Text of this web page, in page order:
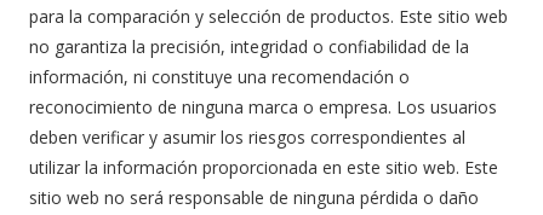
para la comparación y selección de productos. Este sitio web
no garantiza la precisión, integridad o confiabilidad de la
información, ni constituye una recomendación o
reconocimiento de ninguna marca o empresa. Los usuarios
deben verificar y asumir los riesgos correspondientes al
utilizar la información proporcionada en este sitio web. Este
sitio web no será responsable de ninguna pérdida o daño